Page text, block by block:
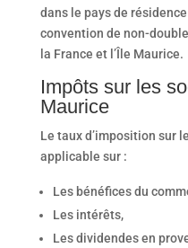
dans le pays de
convention de non-
la France et l’Île Maurice.
Impôts sur les
Maurice
Le taux d’imposition sur
applicable sur :
Les bénéfices du
Les intérêts,
Les dividendes en